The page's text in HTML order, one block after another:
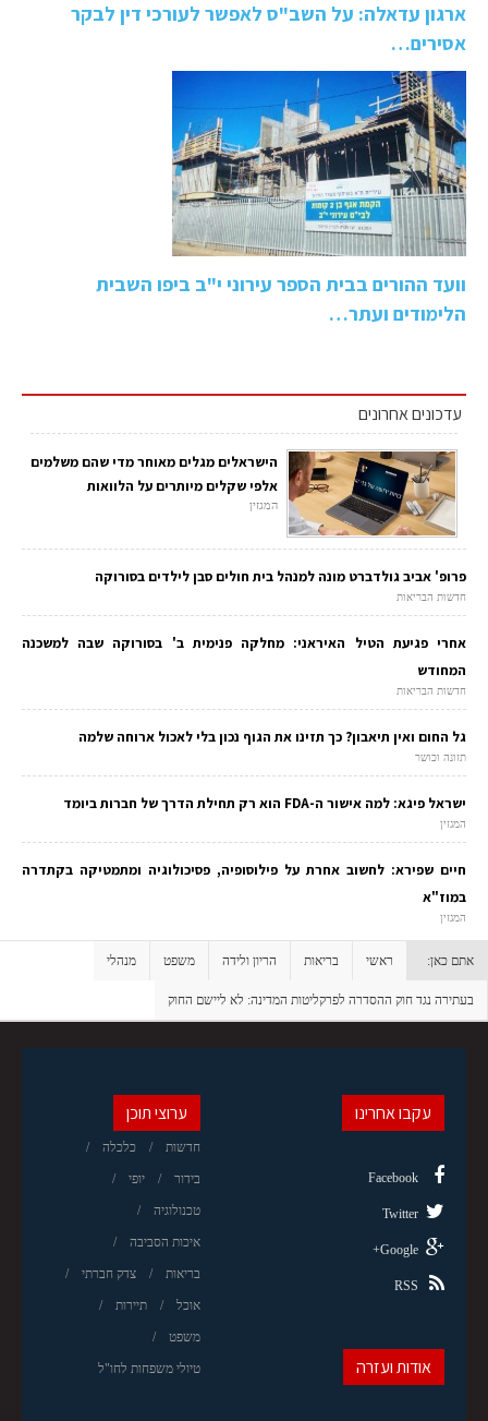
ארגון עדאלה: על השב"ס לאפשר לעורכי דין לבקר
אסירים…
וועד ההורים בבית הספר עירוני י"ב ביפו השבית
הלימודים ועתר…
עדכונים אחרונים
הישראלים מגלים מאוחר מדי שהם משלמים
אלפי שקלים מיותרים על הלוואות
המגזין
פרופ' אביב גולדברט מונה למנהל בית חולים סבן לילדים בסורוקה
חדשות הבריאות
אחרי פגיעת הטיל האיראני: מחלקה פנימית ב' בסורוקה שבה למשכנה
המחודש
חדשות הבריאות
גל החום ואין תיאבון? כך תזינו את הגוף נכון בלי לאכול ארוחה שלמה
תזונה וכושר
ישראל פיגא: למה אישור ה-FDA הוא רק תחילת הדרך של חברות ביומד
המגזין
חיים שפירא: לחשוב אחרת על פילוסופיה, פסיכולוגיה ומתמטיקה בקתדרה
במוז"א
המגזין
אתם כאן: ראשי בריאות הריון ולידה משפט מנהלי
בעתירה נגד חוק ההסדרה לפרקליטות המדינה: לא ליישם החוק
ערוצי תוכן
חדשות כלכלה
בידור יופי
טכנולוגיה
איכות הסביבה
בריאות צדק חברתי
אוכל תיירות
משפט
טיולי משפחות לחו"ל
עקבו אחרינו
Facebook
Twitter
Google+
RSS
אודות ועזרה